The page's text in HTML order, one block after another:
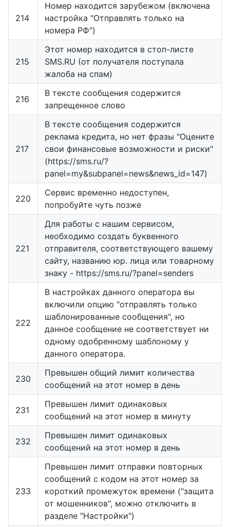
214
Номер находится зарубежом (включена
настройка "Отправлять только на
номера РФ")
215
Этот номер находится в стоп-листе
SMS.RU (от получателя поступала
жалоба на спам)
216
В тексте сообщения содержится
запрещенное слово
217
В тексте сообщения содержится
реклама кредита, но нет фразы "Оцените
свои финансовые возможности и риски"
(https://sms.ru/?
panel=my&subpanel=news&news_id=147)
220
Сервис временно недоступен,
попробуйте чуть позже
221
Для работы с нашим сервисом,
необходимо создать буквенного
отправителя, соответствующего вашему
сайту, названию юр. лица или товарному
знаку - https://sms.ru/?panel=senders
222
В настройках данного оператора вы
включили опцию "отправлять только
шаблонированные сообщения", но
данное сообщение не соответствует ни
одному одобренному шаблоному у
данного оператора.
230
Превышен общий лимит количества
сообщений на этот номер в день
231
Превышен лимит одинаковых
сообщений на этот номер в минуту
232
Превышен лимит одинаковых
сообщений на этот номер в день
233
Превышен лимит отправки повторных
сообщений с кодом на этот номер за
короткий промежуток времени ("защита
от мошенников", можно отключить в
разделе "Настройки")